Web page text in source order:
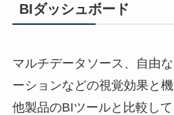
BIダッシュボード
マルチデータソース、自由
ーションなどの視覚効果と
他製品のBIツールと比較し